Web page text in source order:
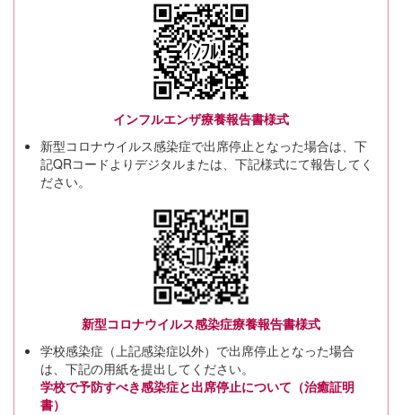
インフルエンザ療養報告書様式
新型コロナウイルス感染症で出席停止となった場合は、下
記QRコードよりデジタルまたは、下記様式にて報告してく
ださい。
新型コロナウイルス感染症療養報告書様式
学校感染症（上記感染症以外）で出席停止となった場合
は、下記の用紙を提出してください。
学校で予防すべき感染症と出席停止について（治癒証明
書）